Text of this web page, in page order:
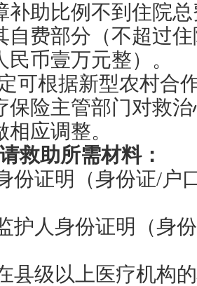
补助比例不到住院
自费部分（不超过
币壹万元整）。
可根据新型农村合
保险主管部门对救
应调整。
救助所需材料：
份证明（身份证/户
护人身份证明（身
县级以上医疗机构